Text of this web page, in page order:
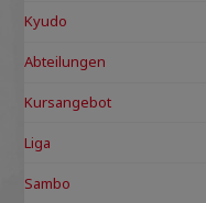
Kyudo
Abteilungen
Kursangebot
Liga
Sambo